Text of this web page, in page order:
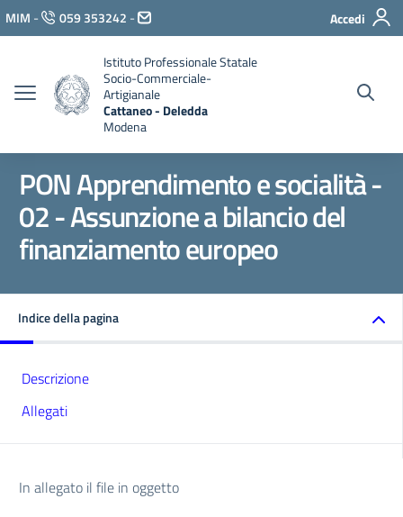
Vai ai contenuti
Vai al menu di navigazione
Vai al footer
MIM - 059 353242 - Accedi
Istituto Professionale Statale
Socio-Commerciale-
Artigianale
Cattaneo - Deledda
Modena
PON Apprendimento e socialità -
02 - Assunzione a bilancio del
finanziamento europeo
Indice della pagina
Descrizione
Allegati
In allegato il file in oggetto